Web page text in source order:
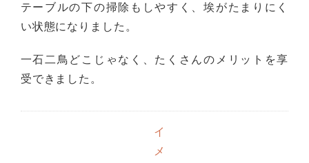
テーブルの下の掃除もしやすく、埃がたまりにく
い状態になりました。
一石二鳥どこじゃなく、たくさんのメリットを享
受できました。
イ
メ